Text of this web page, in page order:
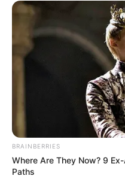
La semaine
Guillaume
s’associent
BRAINBERRIES
Where Are They Now? 9
Paths